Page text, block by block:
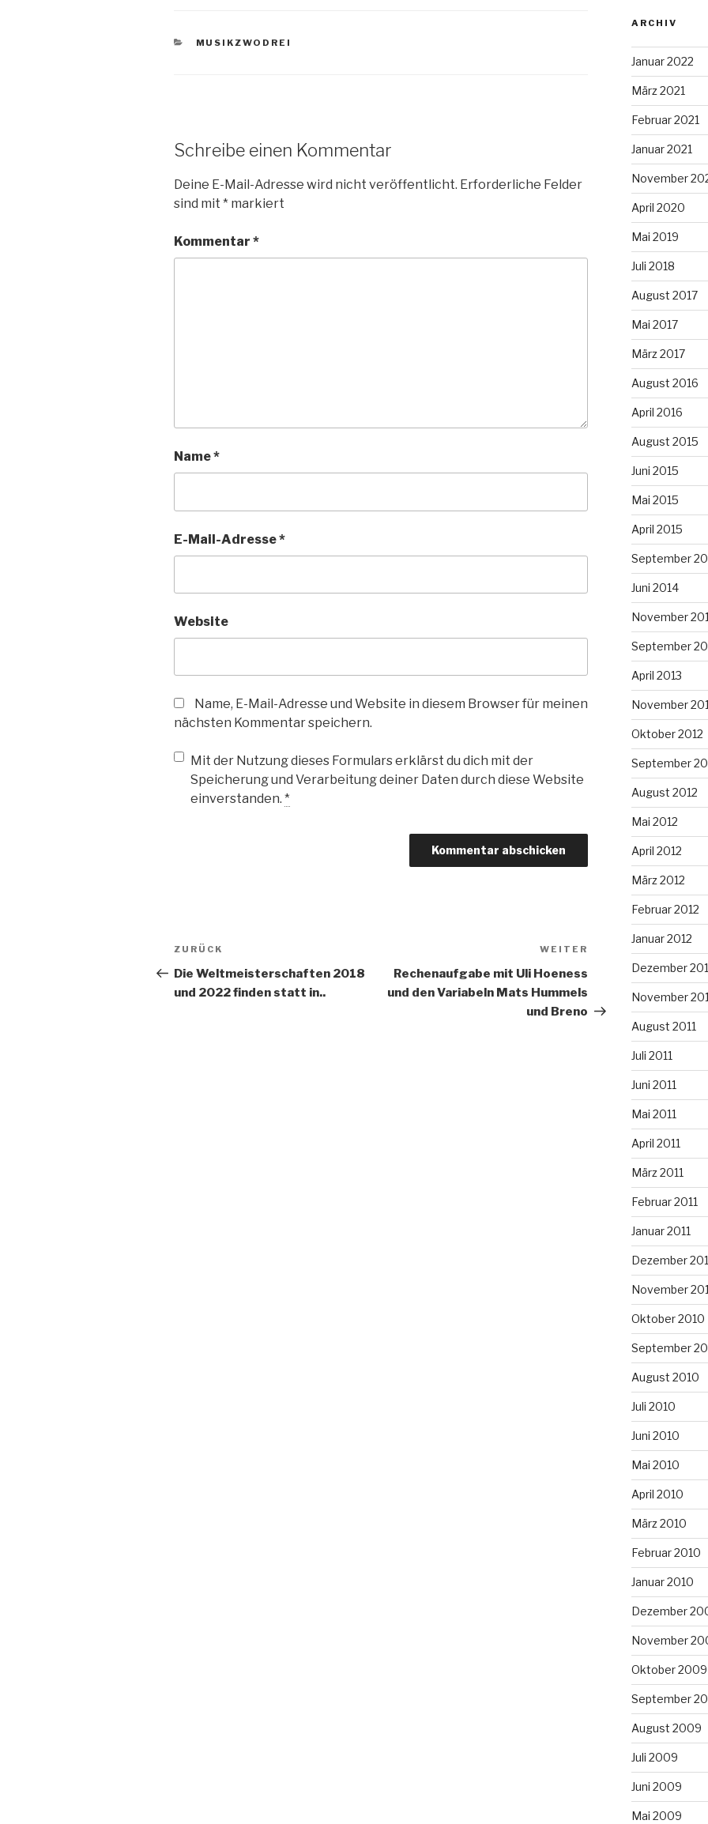
KATEGORIEN
MUSIKZWODREI
Schreibe einen Kommentar
Deine E-Mail-Adresse wird nicht veröffentlicht. Erforderliche Felder
sind mit * markiert
Kommentar *
Name*
E-Mail-Adresse*
Website
Name, E-Mail-Adresse und Website in diesem Browser für meinen
nächsten Kommentar speichern.
Mit der Nutzung dieses Formulars erklärst du dich mit der
Speicherung und Verarbeitung deiner Daten durch diese Website
einverstanden. *
Beitragsnavigation
Vorheriger
Beitrag
ZURÜCK
Die Weltmeisterschaften 2018
und 2022 finden statt in..
Nächster
Beitrag
WEITER
Rechenaufgabe mit Uli Hoeness
und den Variabeln Mats Hummels
und Breno
ARCHIV
Januar 2022
März 2021
Februar 2021
Januar 2021
November
April 2020
Mai 2019
Juli 2018
August 2017
Mai 2017
März 2017
August 2016
April 2016
August 2015
Juni 2015
Mai 2015
April 2015
September
Juni 2014
November
September
April 2013
November
Oktober 2012
September
August 2012
Mai 2012
April 2012
März 2012
Februar 2012
Januar 2012
Dezember
November
August 2011
Juli 2011
Juni 2011
Mai 2011
April 2011
März 2011
Februar 2011
Januar 2011
Dezember
November
Oktober 2010
September
August 2010
Juli 2010
Juni 2010
Mai 2010
April 2010
März 2010
Februar 2010
Januar 2010
Dezember
November
Oktober 2009
September
August 2009
Juli 2009
Juni 2009
Mai 2009